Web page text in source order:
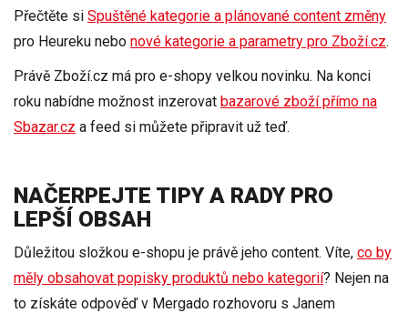
Přečtěte si Spuštěné kategorie a plánované content změny
pro Heureku nebo nové kategorie a parametry pro Zboží.cz.
Právě Zboží.cz má pro e-shopy velkou novinku. Na konci
roku nabídne možnost inzerovat bazarové zboží přímo na
Sbazar.cz a feed si můžete připravit už teď.
NAČERPEJTE TIPY A RADY PRO
LEPŠÍ OBSAH
Důležitou složkou e-shopu je právě jeho content. Víte, co by
měly obsahovat popisky produktů nebo kategorií? Nejen na
to získáte odpověď v Mergado rozhovoru s Janem